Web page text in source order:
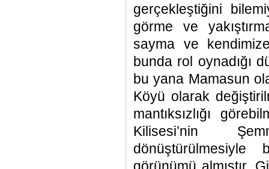
gerçekleştiğini
görme ve
sayma ve
bunda rol oynadığı
bu yana Mamasun
Köyü olarak
mantıksızlığı
Kilisesi’nin